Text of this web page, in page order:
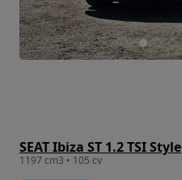
SEAT Ibiza ST 1.2 TSI Style
1197 cm3 • 105 cv